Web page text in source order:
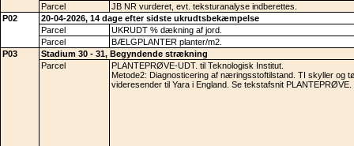
Parcel
JB NR vurderet, evt. teksturanalyse indberettes.
P02
20-04-2026, 14 dage efter sidste ukrudtsbekæmpelse
Parcel
UKRUDT % dækning af jord.
Parcel
BÆLGPLANTER planter/m2.
P03
Stadium 30 - 31, Begyndende strækning
Parcel
PLANTEPRØVE-UDT. til Teknologisk Institut.
Metode2: Diagnosticering af næringsstoftilstand. TI skyller og
videresender til Yara i England. Se tekstafsnit PLANTEPRØVE.